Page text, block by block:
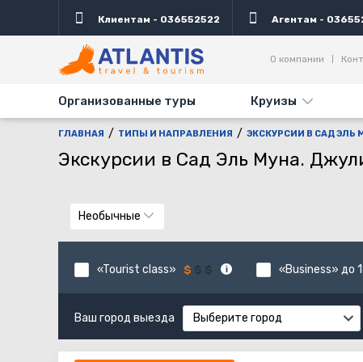
Клиентам - 036552522 Агентам -
Организованные туры Круизы
О компании
ГЛАВНАЯ ТИПЫ И НАПРАВЛЕНИЯ ЭКСКУРСИИ В САД ЭЛЬ
Экскурсии в Сад Эль Муна.
Необычные
«Tourist class» «Business» до
Ваш город выезда Выберите город